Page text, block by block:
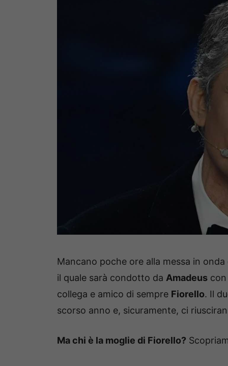
Mancano poche ore alla messa in
il quale sarà condotto da Amadeus
collega e amico di sempre Fiorello. Il
scorso anno e, sicuramente, ci
Ma chi è la moglie di Fiorello?